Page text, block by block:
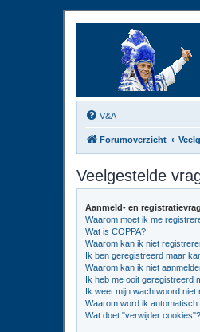
V&A
Forumoverzicht
Veelgestelde
Aanmeld- en
Waarom moet ik me
Wat is COPPA?
Waarom kan ik niet
Ik ben geregistreerd maar
Waarom kan ik niet
Ik heb me ooit geregistreerd
Ik weet mijn wachtwoord niet
Waarom word ik automatisch
Wat doet "verwijder cookies"?